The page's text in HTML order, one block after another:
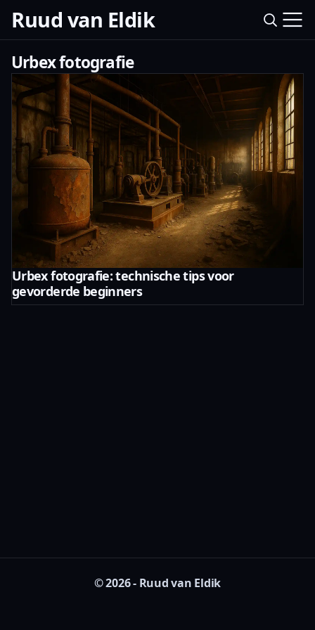
Ruud van Eldik
Urbex fotografie
Urbex fotografie: technische tips voor
gevorderde beginners
© 2026 - Ruud van Eldik